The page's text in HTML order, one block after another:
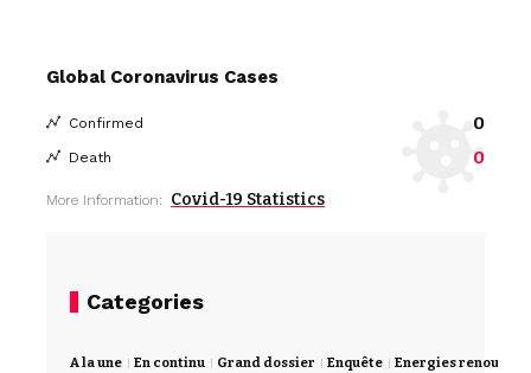
Global Coronavirus Cases
Confirmed 0
Death 0
More Information: Covid-19 Statistics
Categories
A la une En continu Grand dossier Enquête Energies